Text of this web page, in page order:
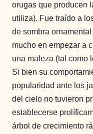
orugas que producen
utiliza). Fue traído a
de sombra
mucho en empezar a
una maleza (tal como
Si bien su
popularidad ante los
del cielo no tuvieron
establecerse
árbol de crecimiento